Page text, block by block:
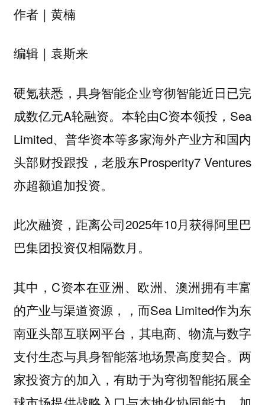
作者｜黄楠
编辑｜袁斯来
硬氪获悉，具身智能企业穹彻智能近日已完
成数亿元A轮融资。本轮由C资本领投，Sea
Limited、普华资本等多家海外产业方和国内
头部财投跟投，老股东Prosperity7 Ventures
亦超额追加投资。
此次融资，距离公司2025年10月获得阿里巴
巴集团投资仅相隔数月。
其中，C资本在亚洲、欧洲、澳洲拥有丰富
的产业与渠道资源，，而Sea Limited作为东
南亚头部互联网平台，其电商、物流与数字
支付生态与具身智能落地场景高度契合。两
家投资方的加入，有助于为穹彻智能拓展全